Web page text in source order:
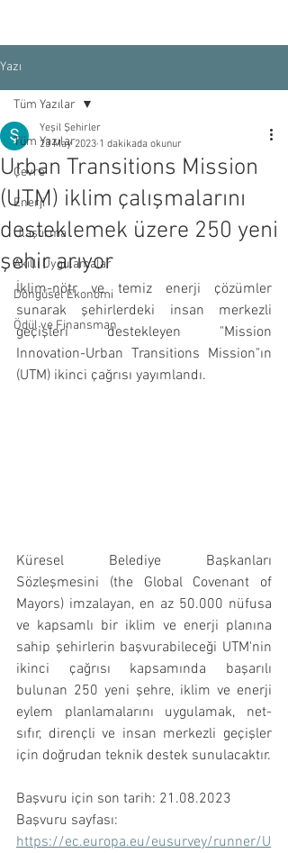
Yazı
Tüm Yazılar
Çevre
Enerji
Ulaştırma
Akıllı Uygulamalar
Döngüsel Ekonomi
Ödül ve Finansman
Tüm Yazılar
Urban Transitions Mission
(UTM) iklim çalışmalarını
desteklemek üzere 250 yeni
şehir arıyor
Yeşil Şehirler
23 May 2023 1 dakikada okunur
İklim-nötr ve temiz enerji çözümler
sunarak şehirlerdeki insan merkezli
geçişleri destekleyen "Mission
Innovation-Urban Transitions Mission"ın
(UTM) ikinci çağrısı yayımlandı.
Küresel Belediye Başkanları
Sözleşmesini (the Global Covenant of
Mayors) imzalayan, en az 50.000 nüfusa
ve kapsamlı bir iklim ve enerji planına
sahip şehirlerin başvurabileceği UTM'nin
ikinci çağrısı kapsamında başarılı
bulunan 250 yeni şehre, iklim ve enerji
eylem planlamalarını uygulamak, net-
sıfır, dirençli ve insan merkezli geçişler
Başvuru için son tarih: 21.08.2023
Başvuru sayfası:
https://ec.europa.eu/eusurvey/runner/U